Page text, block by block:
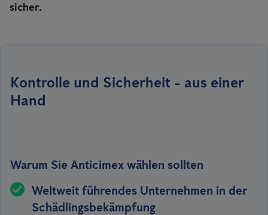
sicher.
Kontrolle und Sicherheit - aus einer
Hand
Warum Sie Anticimex wählen sollten
Weltweit führendes Unternehmen in der
Schädlingsbekämpfung